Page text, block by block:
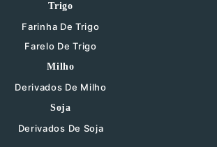
Trigo
Farinha De Trigo
Farelo De Trigo
Milho
Derivados De Milho
Soja
Derivados De Soja